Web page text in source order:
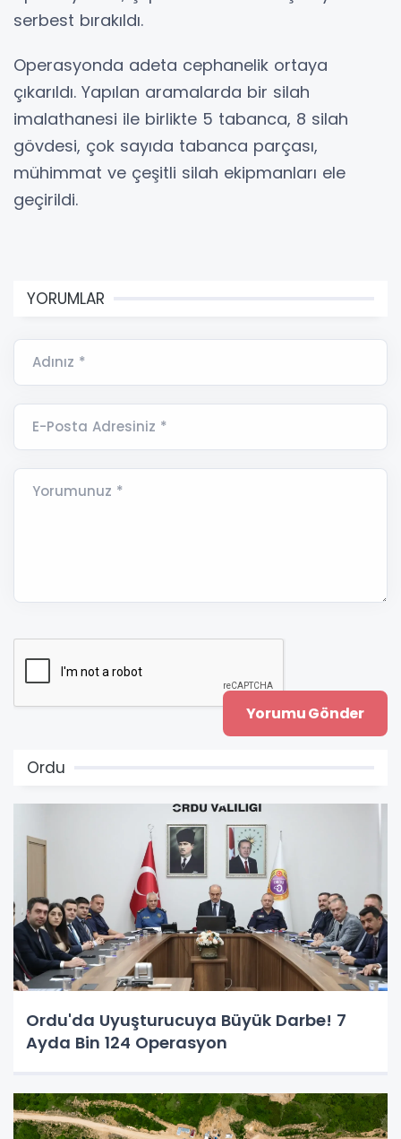
serbest bırakıldı.
Operasyonda adeta cephanelik ortaya
çıkarıldı. Yapılan aramalarda bir silah
imalathanesi ile birlikte 5 tabanca, 8 silah
gövdesi, çok sayıda tabanca parçası,
mühimmat ve çeşitli silah ekipmanları ele
geçirildi.
YORUMLAR
Adınız *
E-Posta Adresiniz *
Yorumunuz *
Ordu
Ordu'da Uyuşturucuya Büyük Darbe! 7
Ayda Bin 124 Operasyon